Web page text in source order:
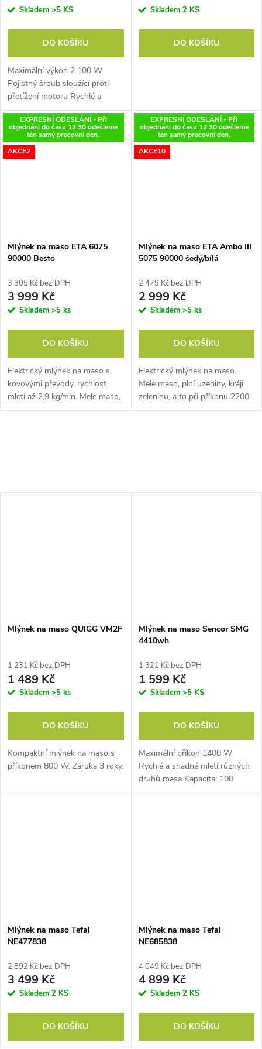
Skladem >5 KS
DO KOŠÍKU
Maximální výkon 2 100 W
Pojistný šroub sloužící proti
přetížení motoru Rychlé a
snadné mletí různých druhů
masa 3 mlecí disky
Skladem 2 KS
DO KOŠÍKU
EXPRESNÍ ODESLÁNÍ - Při
objednáni do času 12:30 odešleme
ten samý pracovní den.
AKCE2
Mlýnek na maso ETA 6075
90000 Besto
3 305 Kč bez DPH
3 999 Kč
Skladem >5 ks
DO KOŠÍKU
Elektrický mlýnek na maso s
kovovými převody, rychlost
mletí až 2,9 kg/min. Mele maso,
plní uzeniny, strouhá a lisuje
EXPRESNÍ ODESLÁNÍ - Při
objednáni do času 12:30 odešleme
ten samý pracovní den.
AKCE10
Mlýnek na maso ETA Ambo III
5075 90000 šedý/bílá
2 479 Kč bez DPH
2 999 Kč
Skladem >5 ks
DO KOŠÍKU
Elektrický mlýnek na maso.
Mele maso, plní uzeniny, krájí
zeleninu, a to při příkonu 2200
W. Má kovová převodová kola,
Mlýnek na maso QUIGG VM2F
1 231 Kč bez DPH
1 489 Kč
Skladem >5 ks
DO KOŠÍKU
Kompaktní mlýnek na maso s
příkonem 800 W. Záruka 3 roky.
Mlýnek na maso Sencor SMG
4410wh
1 321 Kč bez DPH
1 599 Kč
Skladem >5 KS
DO KOŠÍKU
Maximální příkon 1400 W
Rychlé a snadné mletí různých
druhů masa Kapacita: 100
kg/hod 3 mlecí disky
Mlýnek na maso Tefal
NE477838
2 892 Kč bez DPH
3 499 Kč
Skladem 2 KS
DO KOŠÍKU
Mlýnek na maso Tefal
NE685838
4 049 Kč bez DPH
4 899 Kč
Skladem 2 KS
DO KOŠÍKU